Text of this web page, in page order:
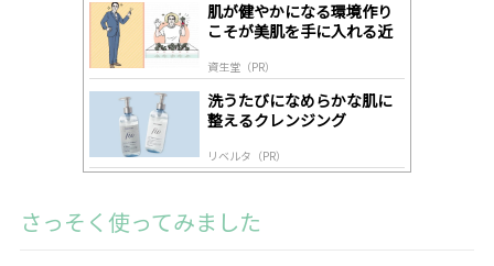
肌が健やかになる環境作り
こそが美肌を手に入れる近
資生堂（PR）
洗うたびになめらかな肌に
整えるクレンジング
リベルタ（PR）
さっそく使ってみました